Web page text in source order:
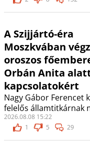
A Szijjártó-éra
Moszkvában
oroszos
Orbán Anita
kapcsolatokért
Nagy Gábor Ferencet
felelős államtitkárnak
2026.08.08 15:22
1
5 29